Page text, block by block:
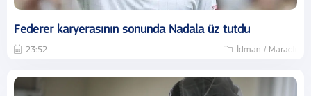
Federer karyerasının sonunda Nadala üz tutdu
23:52 İdman / Maraqlı